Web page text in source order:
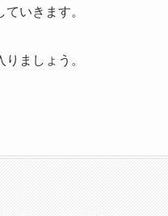
いきます。
ましょう。